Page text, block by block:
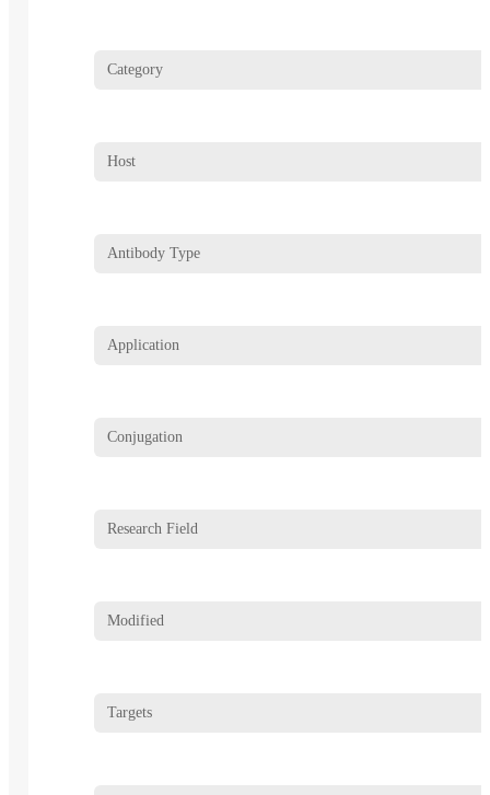
Category
Host
Antibody Type
Application
Conjugation
Research Field
Modified
Targets